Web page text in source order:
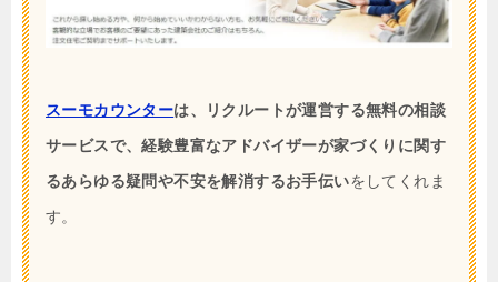
スーモカウンターは、リクルートが運営する無料の相談
サービスで、経験豊富なアドバイザーが家づくりに関す
るあらゆる疑問や不安を解消するお手伝いをしてくれま
す。